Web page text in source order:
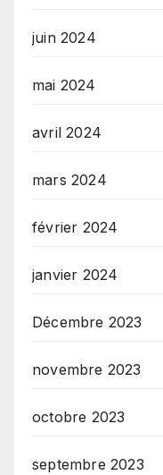
juin 2024
mai 2024
avril 2024
mars 2024
février 2024
janvier 2024
Décembre 2023
novembre 2023
octobre 2023
septembre 2023